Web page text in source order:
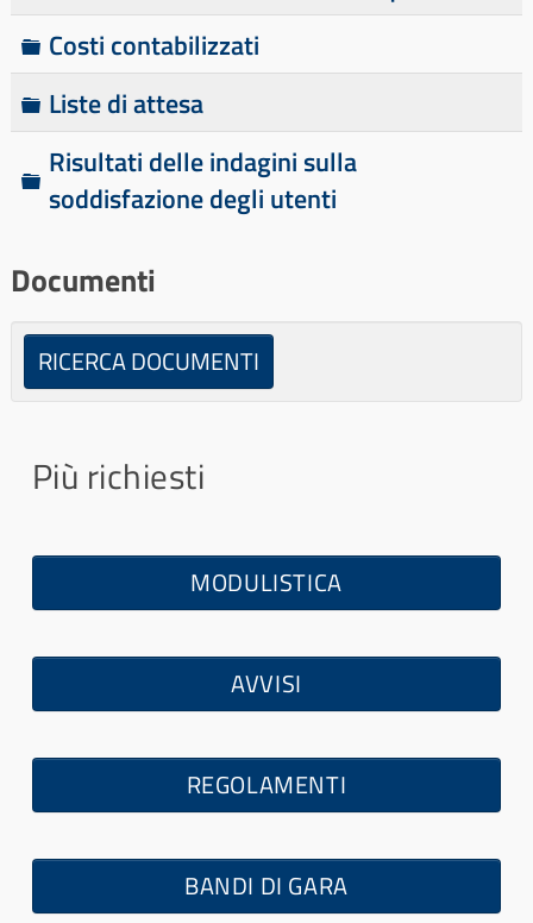
l
l
a
a
r
t
e
l
a
C
a
r
t
e
a
Costi contabilizzati
C
a
r
t
l
l
a
Liste di attesa
C
a
t
l
l
Risultati delle indagini sulla
soddisfazione degli utenti
Documenti
RICERCA DOCUMENTI
Più richiesti
MODULISTICA
AVVISI
REGOLAMENTI
BANDI DI GARA